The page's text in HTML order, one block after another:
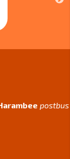
postbus